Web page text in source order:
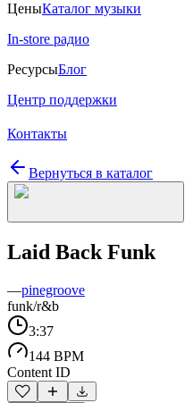
ЦеныКаталог музыки
In-store радио
РесурсыБлог
Центр поддержки
Контакты
Вернуться в каталог
Laid Back Funk
—pinegroove
funk/r&b
3:37
144 BPM
Content ID